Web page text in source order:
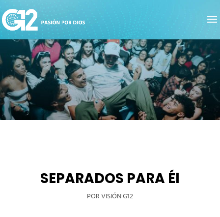
SEPARADOS PARA Él
POR VISIÓN G12